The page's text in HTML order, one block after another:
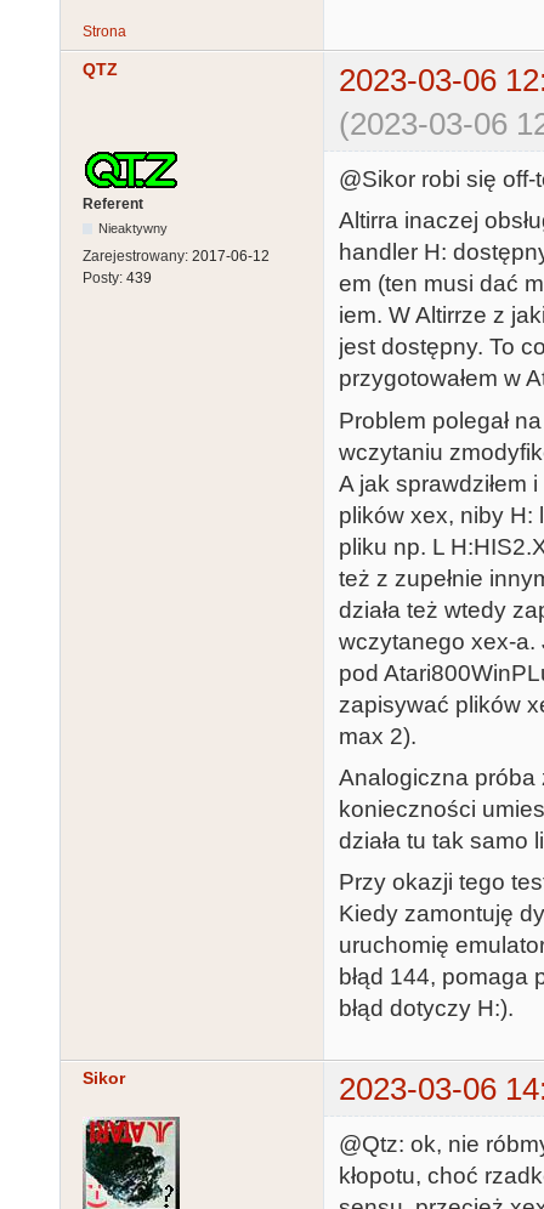
Strona
QTZ
2023-03-06
(2023-03-06
Referent
Nieaktywny
Zarejestrowany: 2017-06-12
Posty: 439
@Sikor robi się
Altirra inaczej
handler H:
em (ten musi dać
iem. W Altirrze z
jest dostępny. To
przygotowałem w
Problem polegał
wczytaniu
A jak sprawdziłem
plików xex, niby H:
pliku np. L
też z zupełnie
działa też wtedy
wczytanego xex-a.
pod
zapisywać plików
max 2).
Analogiczna próba
konieczności
działa tu tak samo
Przy okazji tego
Kiedy zamontuję
uruchomię
błąd 144, pomaga
błąd dotyczy H:).
Sikor 2023-03-06
@Qtz: ok, nie
kłopotu, choć